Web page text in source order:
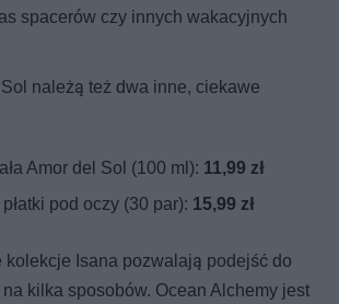
spacerów czy innych wakacyjnych
należą też dwa inne, ciekawe
Amor del Sol (100 ml): 11,99 zł
pod oczy (30 par): 15,99 zł
kolekcje Isana pozwalają podejść do
kilka sposobów. Ocean Alchemy jest